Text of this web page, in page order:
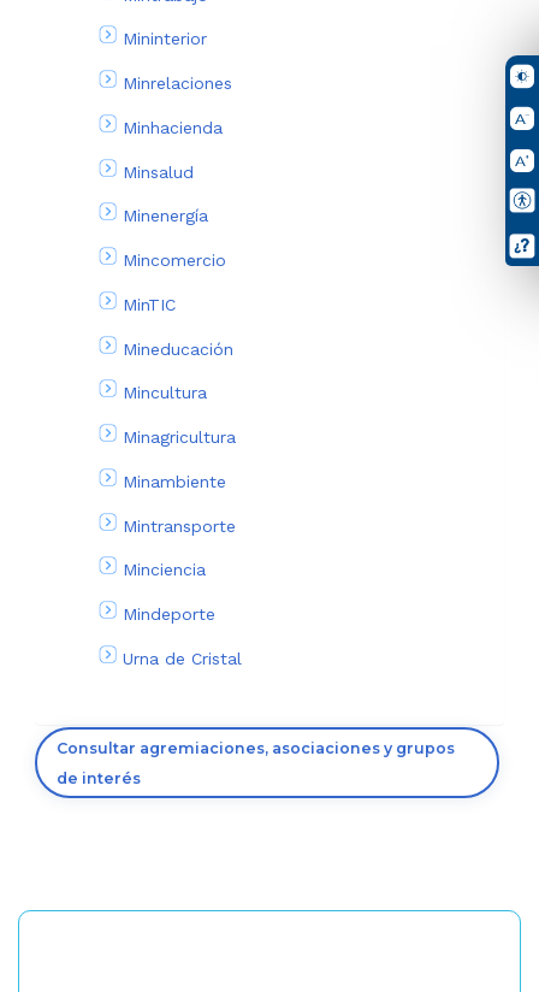
Mininterior
Minrelaciones
Minhacienda
Minsalud
Minenergía
Mincomercio
MinTIC
Mineducación
Mincultura
Minagricultura
Minambiente
Mintransporte
Minciencia
Mindeporte
Urna de Cristal
Consultar agremiaciones, asociaciones y grupos
de interés